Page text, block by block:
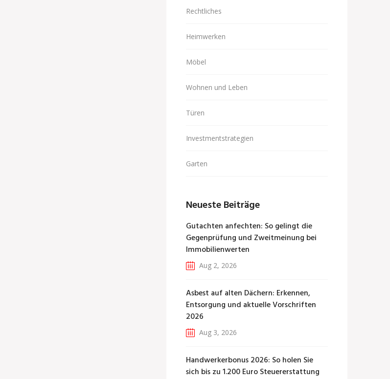
Rechtliches
Heimwerken
Möbel
Wohnen und Leben
Türen
Investmentstrategien
Garten
Neueste Beiträge
Gutachten anfechten: So gelingt die
Gegenprüfung und Zweitmeinung bei
Immobilienwerten
Aug 2, 2026
Asbest auf alten Dächern: Erkennen,
Entsorgung und aktuelle Vorschriften
2026
Aug 3, 2026
Handwerkerbonus 2026: So holen Sie
sich bis zu 1.200 Euro Steuererstattung